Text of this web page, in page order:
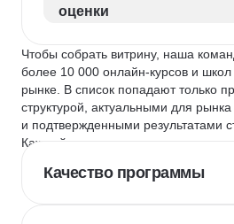
оценки
Чтобы собрать витрину, наша
более 10 000 онлайн-курсов и
рынке. В список попадают только
структурой, актуальными для
и подтвержденными результатами
Каждый курс и школу мы оцениваем
Качество программы